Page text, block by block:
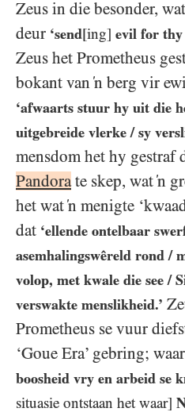
Zeus in die besonder,
deur ‘send[ing] evil for thy
Zeus het Prometheus
bokant van ‘n berg vir
‘afwaarts stuur hy uit die
uitgebreide vlerke / sy
mensdom het hy gestraf
Pandorate skep, wat ‘n
het wat ‘n menigte
dat ‘ellende ontelbaar
asemhalingswêreld rond /
volop, met kwale die see /
verswakte menslikheid.’
Prometheus se vuur
‘Goue Era’ gebring;
boosheid vry en arbeid se
situasie ontstaan het waar]